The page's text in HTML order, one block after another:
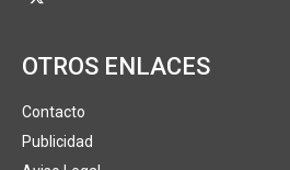
OTROS ENLACES
Contacto
Publicidad